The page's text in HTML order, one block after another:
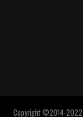
Copyright ©2014-2022